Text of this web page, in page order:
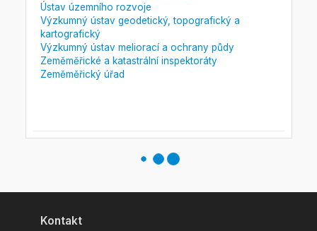
Ústav územního rozvoje
Výzkumný ústav geodetický, topografický a
kartografický
Výzkumný ústav meliorací a ochrany půdy
Zeměměřické a katastrální inspektoráty
Zeměměřický úřad
Kontakt